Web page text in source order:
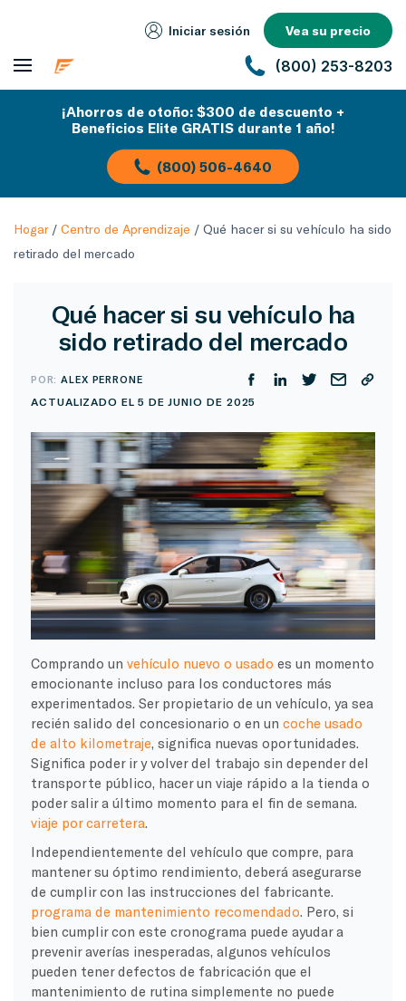
Iniciar sesión Vea su precio
(800) 253-8203
¡Ahorros de otoño: $300 de descuento +
Beneficios Elite GRATIS durante 1 año!
(800) 506-4640
Hogar/ Centro de Aprendizaje / Qué hacer si su vehículo ha sido
retirado del mercado
Qué hacer si su vehículo ha
sido retirado del mercado
POR:ALEX PERRONE
ACTUALIZADO EL 5 DE JUNIO DE 2025
Comprando un vehículo nuevo o usado es un momento
emocionante incluso para los conductores más
experimentados. Ser propietario de un vehículo, ya sea
recién salido del concesionario o en un coche usado
de alto kilometraje , significa nuevas oportunidades.
Significa poder ir y volver del trabajo sin depender del
transporte público, hacer un viaje rápido a la tienda o
poder salir a último momento para el fin de semana.
viaje por carretera
Independientemente del vehículo que compre, para
mantener su óptimo rendimiento, deberá asegurarse
de cumplir con las instrucciones del fabricante.
programa de mantenimiento recomendado . Pero, si
bien cumplir con este cronograma puede ayudar a
prevenir averías inesperadas, algunos vehículos
pueden tener defectos de fabricación que el
mantenimiento de rutina simplemente no puede